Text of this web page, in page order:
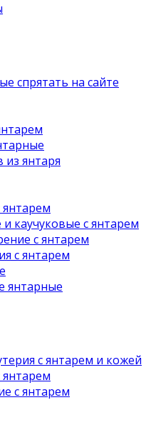
спрятать на сайте
из янтаря
янтарем
каучуковые с янтарем
с янтарем
с янтарем
янтарные
с янтарем и кожей
янтарем
с янтарем